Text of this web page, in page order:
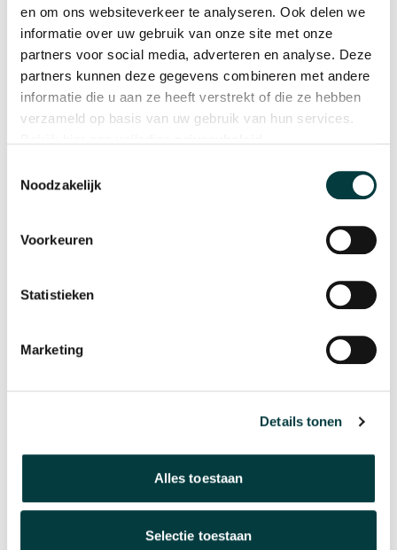
en om ons websiteverkeer te analyseren. Ook delen we
informatie over uw gebruik van onze site met onze
partners voor social media, adverteren en analyse. Deze
partners kunnen deze gegevens combineren met andere
informatie die u aan ze heeft verstrekt of die ze hebben
verzameld op basis van uw gebruik van hun services.
Noodzakelijk
Voorkeuren
Statistieken
Marketing
Details tonen
Alles toestaan
Selectie toestaan
14K drie strengen Collier 14K Anker Collier 45cm 2.5mm
Op voorraad
Eugene van Baal
14K Gourmet Collier 42cm
14K Bolletjes Collier 45cm